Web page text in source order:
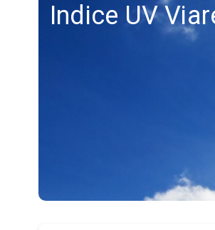
Indice UV